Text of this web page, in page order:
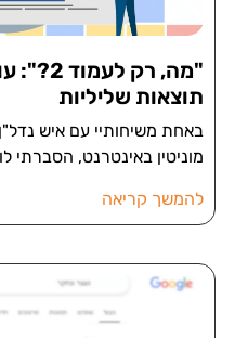
"מה, רק
תוצאות שליליות
באחת משיחותיי עם איש
מוניטין באינטרנט,
להמשך קריאה